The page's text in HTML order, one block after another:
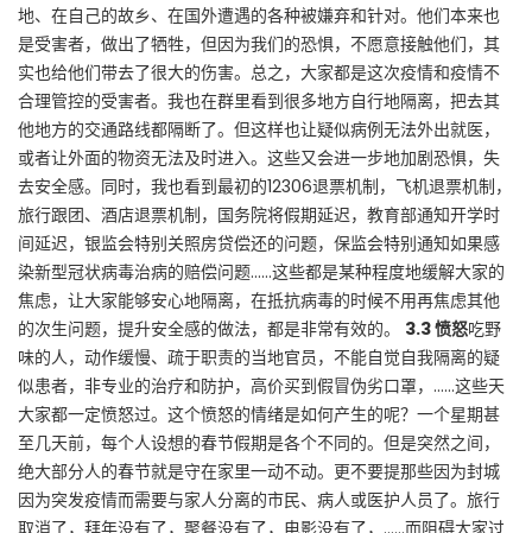
地、在自己的故乡、在国外遭遇的各种被嫌弃和针对。他们本来也
是受害者，做出了牺牲，但因为我们的恐惧，不愿意接触他们，其
实也给他们带去了很大的伤害。总之，大家都是这次疫情和疫情不
合理管控的受害者。我也在群里看到很多地方自行地隔离，把去其
他地方的交通路线都隔断了。但这样也让疑似病例无法外出就医，
或者让外面的物资无法及时进入。这些又会进一步地加剧恐惧，失
去安全感。同时，我也看到最初的12306退票机制，飞机退票机制，
旅行跟团、酒店退票机制，国务院将假期延迟，教育部通知开学时
间延迟，银监会特别关照房贷偿还的问题，保监会特别通知如果感
染新型冠状病毒治病的赔偿问题……这些都是某种程度地缓解大家的
焦虑，让大家能够安心地隔离，在抵抗病毒的时候不用再焦虑其他
的次生问题，提升安全感的做法，都是非常有效的。 3.3愤怒吃野
味的人，动作缓慢、疏于职责的当地官员，不能自觉自我隔离的疑
似患者，非专业的治疗和防护，高价买到假冒伪劣口罩，……这些天
大家都一定愤怒过。这个愤怒的情绪是如何产生的呢？一个星期甚
至几天前，每个人设想的春节假期是各个不同的。但是突然之间，
绝大部分人的春节就是守在家里一动不动。更不要提那些因为封城
因为突发疫情而需要与家人分离的市民、病人或医护人员了。旅行
取消了，拜年没有了，聚餐没有了，电影没有了，……而阻碍大家过